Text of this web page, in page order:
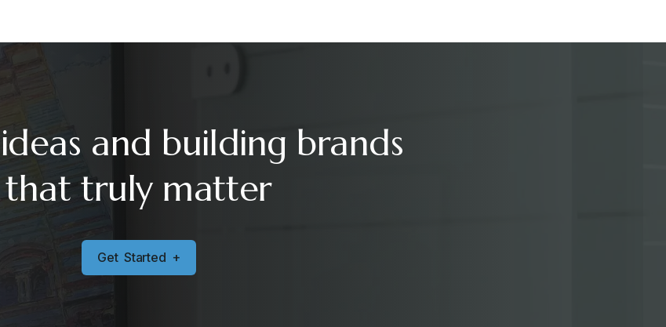
and building brands
that truly matter
Get Started +